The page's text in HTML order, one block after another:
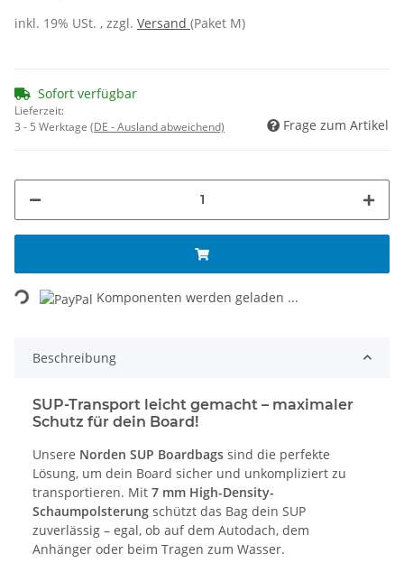
inkl. 19% USt. , zzgl. Versand (Paket M)
Sofort verfügbar
Lieferzeit:
3 - 5 Werktage (DE - Ausland abweichend) Frage zum Artikel
Loading... Komponenten werden geladen ...
Beschreibung
SUP-Transport leicht gemacht – maximaler
Schutz für dein Board!
Unsere Norden SUP Boardbags sind die perfekte
Lösung, um dein Board sicher und unkompliziert zu
transportieren. Mit 7 mm High-Density-
Schaumpolsterung schützt das Bag dein SUP
zuverlässig – egal, ob auf dem Autodach, dem
Anhänger oder beim Tragen zum Wasser.